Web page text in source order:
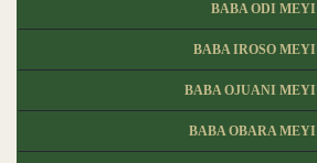
BABA ODI MEYI
BABA IROSO MEYI
BABA OJUANI MEYI
BABA OBARA MEYI